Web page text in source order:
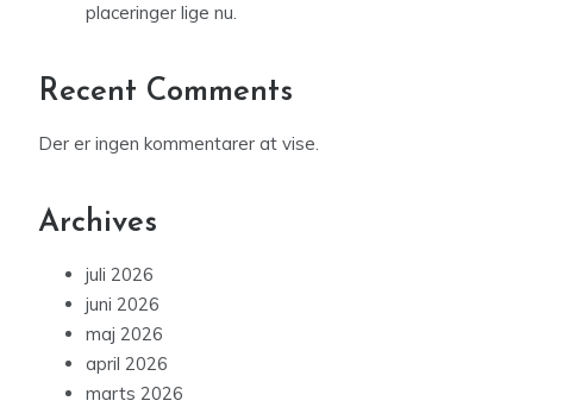
placeringer lige nu.
Recent Comments
Der er ingen kommentarer at vise.
Archives
juli 2026
juni 2026
maj 2026
april 2026
marts 2026